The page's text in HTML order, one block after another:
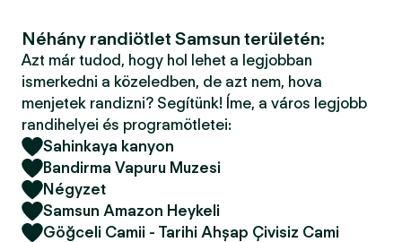
Néhány randiötlet Samsun területén:
Azt már tudod, hogy hol lehet a legjobban
ismerkedni a közeledben, de azt nem, hova
menjetek randizni? Segítünk! Íme, a város legjobb
randihelyei és programötletei:
Sahinkaya kanyon
Bandirma Vapuru Muzesi
Négyzet
Samsun Amazon Heykeli
Göğceli Camii - Tarihi Ahşap Çivisiz Cami